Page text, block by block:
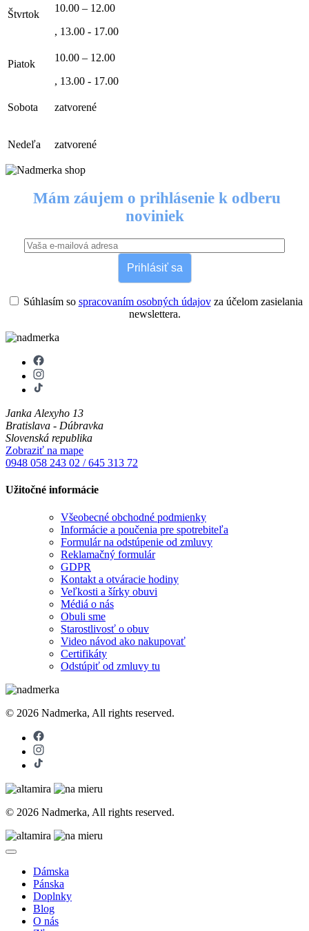
Štvrtok
10.00 – 12.00
, 13.00 - 17.00
Piatok
10.00 – 12.00
, 13.00 - 17.00
Sobota zatvorené
Nedeľa zatvorené
Mám záujem o prihlásenie k odberu
noviniek
Prihlásiť sa
Súhlasím so spracovaním osobných údajovza účelom zasielania
newslettera.
Janka Alexyho 13
Bratislava - Dúbravka
Slovenská republika
Zobraziť na mape
0948 058 243 02 / 645 313 72
Užitočné informácie
Všeobecné obchodné podmienky
Informácie a poučenia pre spotrebiteľa
Formulár na odstúpenie od zmluvy
Reklamačný formulár
GDPR
Kontakt a otváracie hodiny
Veľkosti a šírky obuvi
Médiá o nás
Obuli sme
Starostlivosť o obuv
Video návod ako nakupovať
Certifikáty
Odstúpiť od zmluvy tu
© 2026 Nadmerka, All rights reserved.
© 2026 Nadmerka, All rights reserved.
Dámska
Pánska
Doplnky
Blog
O nás